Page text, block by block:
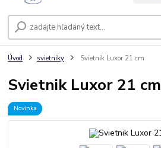
Úvod svietniky Svietnik Luxor 21 cm
Svietnik Luxor 21 cm
Novinka